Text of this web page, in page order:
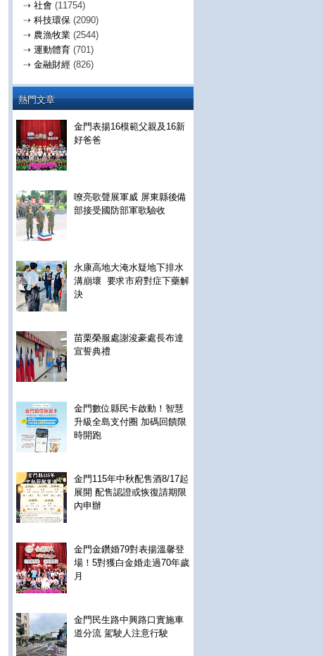
⇢ 社會 (11754)
⇢ 科技環保 (2090)
⇢ 農漁牧業 (2544)
⇢ 運動體育 (701)
⇢ 金融財經 (826)
熱門文章
金門表揚16模範父親及16新
好爸爸
嘹亮歌聲展軍威 屏東縣後備
部接受國防部軍歌驗收
永康高地大淹水疑地下排水
溝崩壞 要求市府對症下藥解
決
苗栗榮服處謝浚豪處長布達
宣誓典禮
金門數位縣民卡啟動！智慧
升級全島支付圈 加碼回饋限
時開跑
金門115年中秋配售酒8/17起
展開 配售認證或恢復請期限
內申辦
金門金鑽婚79對表揚溫馨登
場！5對獲白金婚走過70年歲
月
金門民生路中興路口實施車
道分流 駕駛人注意行駛